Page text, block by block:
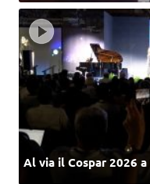
Al via il Cospar 2026